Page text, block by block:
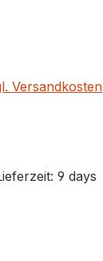
Versandkosten
9 days